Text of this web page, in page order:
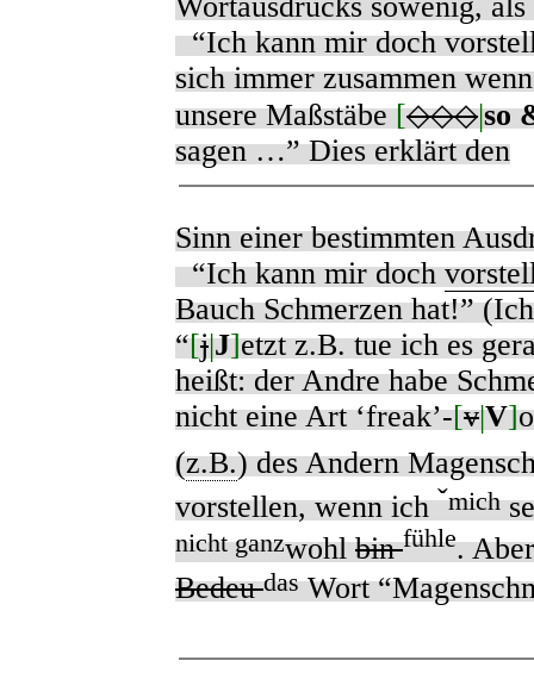
“Ich kann mir doch
sich immer zusammen
unsere Maßstäbe[◇◇◇|so
sagen …” Dies erklärt den
Sinn einer bestimmten
“Ich kann mir doch
Bauch Schmerzen hat!”
“[j|J]etzt z.B. tue ich es
heißt: der Andre habe
nicht eine Art ‘freak’-[v|V]
(z.B.) des Andern
vorstellen, wenn ichˇmich
nicht ganzwohlbinfühle.
BedeudasWort